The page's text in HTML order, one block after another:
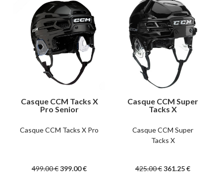
Casque CCM Tacks X
Pro Senior
Casque CCM Tacks X Pro
499.00€399.00€
Casque CCM Super
Tacks X
Casque CCM Super
Tacks X
425.00€361.25€